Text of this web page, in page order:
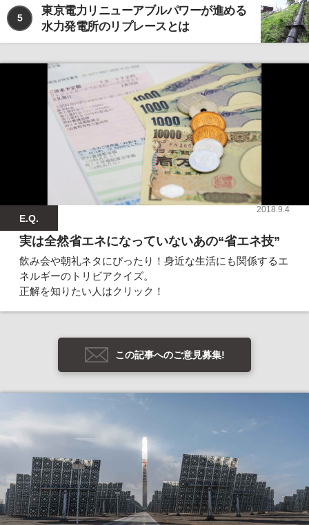
5
東京電力リニューアブルパワーが進める
水力発電所のリプレースとは
E.Q.
2018.9.4
実は全然省エネになっていないあの“省エネ技”
飲み会や朝礼ネタにぴったり！身近な生活にも関係するエ
ネルギーのトリビアクイズ。
正解を知りたい人はクリック！
この記事へのご意見募集!